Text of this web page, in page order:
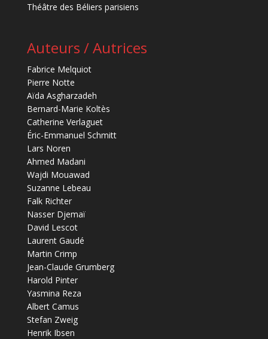
Théâtre des Béliers parisiens
Auteurs / Autrices
Fabrice Melquiot
Pierre Notte
Aïda Asgharzadeh
Bernard-Marie Koltès
Catherine Verlaguet
Éric-Emmanuel Schmitt
Lars Noren
Ahmed Madani
Wajdi Mouawad
Suzanne Lebeau
Falk Richter
Nasser Djemaï
David Lescot
Laurent Gaudé
Martin Crimp
Jean-Claude Grumberg
Harold Pinter
Yasmina Reza
Albert Camus
Stefan Zweig
Henrik Ibsen